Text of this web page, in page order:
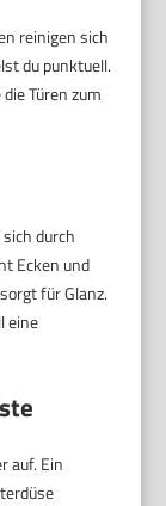
reinigen sich
du punktuell.
Türen zum
durch
Ecken und
für Glanz.
eine
auf. Ein